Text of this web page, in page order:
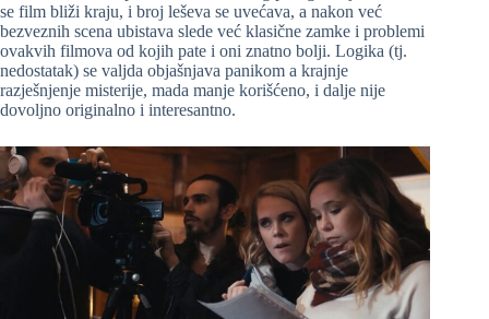
se film bliži kraju, i broj leševa se uvećava, a nakon već
bezveznih scena ubistava slede već klasične zamke i problemi
ovakvih filmova od kojih pate i oni znatno bolji. Logika (tj.
nedostatak) se valjda objašnjava panikom a krajnje
razješnjenje misterije, mada manje korišćeno, i dalje nije
dovoljno originalno i interesantno.